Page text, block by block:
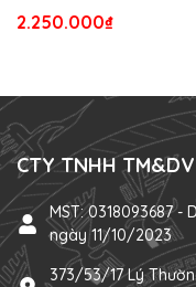
2.250.000₫
CTY TNHH
MST: 0318093687 -
ngày 11/10/2023
373/53/17 Lý